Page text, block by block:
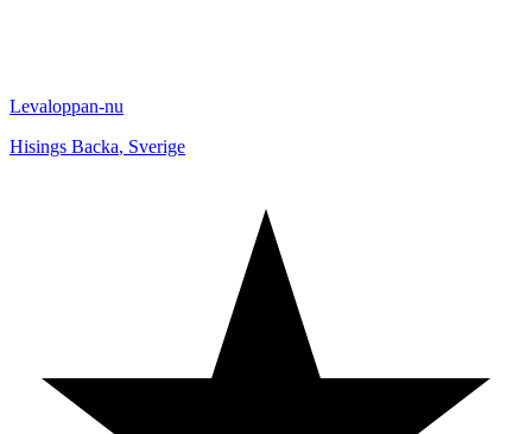
Levaloppan-nu
Hisings Backa, Sverige